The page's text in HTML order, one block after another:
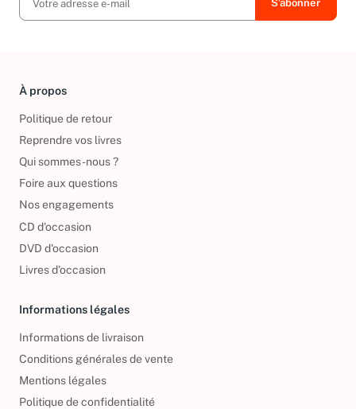
À propos
Politique de retour
Reprendre vos livres
Qui sommes-nous ?
Foire aux questions
Nos engagements
CD d'occasion
DVD d'occasion
Livres d’occasion
Informations légales
Informations de livraison
Conditions générales de vente
Mentions légales
Politique de confidentialité